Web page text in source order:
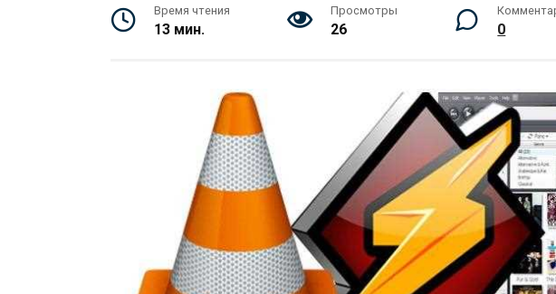
Время чтения
13 мин.
Просмотры
26 0